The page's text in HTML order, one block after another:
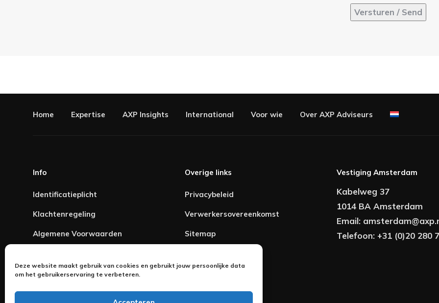
Deze website maakt gebruik van cookies en gebruikt jouw persoonlijke data
om het gebruikerservaring te verbeteren.
Versturen / Send
Home Expertise AXP Insights International Voor wie Over AXP Adviseurs
Info
Identificatieplicht
Klachtenregeling
Algemene Voorwaarden
Overige links
Privacybeleid
Verwerkersovereenkomst
Sitemap
Vestiging Amsterdam
Kabelweg 37
1014 BA Amsterdam
Email:
Telefoon: +31 (0)20 280